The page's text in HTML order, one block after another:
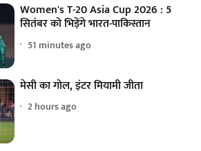
Women's T-20 Asia Cup 2026 : 5
सितंबर को भिड़ेंगे भारत-पाकिस्तान
51 minutes ago
मेसी का गोल, इंटर मियामी जीता
2 hours ago